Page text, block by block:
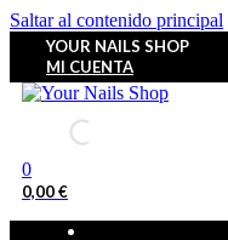
Saltar al contenido principal
YOUR NAILS SHOP
MI CUENTA
0
0,00€